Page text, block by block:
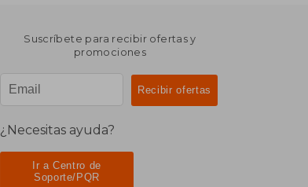
Suscríbete para recibir ofertas y
promociones
¿Necesitas ayuda?
Ir a Centro de
Soporte/PQR